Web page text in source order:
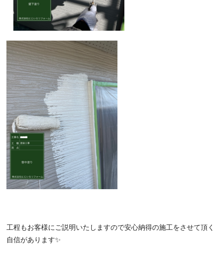
工程もお客様にご説明いたしますので安心納得の施工をさせて頂く
自信があります✨